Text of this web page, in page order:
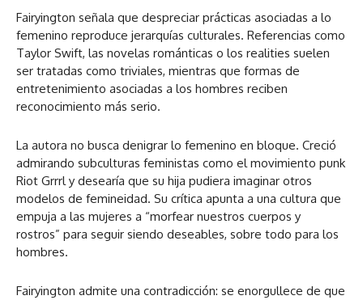
Fairyington señala que despreciar prácticas asociadas a lo
femenino reproduce jerarquías culturales. Referencias como
Taylor Swift, las novelas románticas o los realities suelen
ser tratadas como triviales, mientras que formas de
entretenimiento asociadas a los hombres reciben
reconocimiento más serio.
La autora no busca denigrar lo femenino en bloque. Creció
admirando subculturas feministas como el movimiento punk
Riot Grrrl y desearía que su hija pudiera imaginar otros
modelos de femineidad. Su crítica apunta a una cultura que
empuja a las mujeres a “morfear nuestros cuerpos y
rostros” para seguir siendo deseables, sobre todo para los
hombres.
Fairyington admite una contradicción: se enorgullece de que